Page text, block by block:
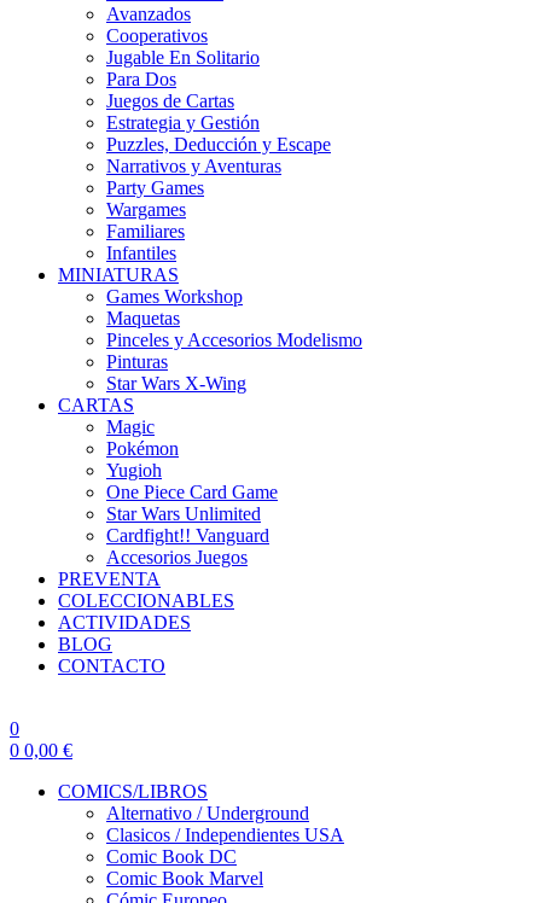
Avanzados
Cooperativos
Jugable En Solitario
Para Dos
Juegos de Cartas
Estrategia y Gestión
Puzzles, Deducción y Escape
Narrativos y Aventuras
Party Games
Wargames
Familiares
Infantiles
MINIATURAS
Games Workshop
Maquetas
Pinceles y Accesorios Modelismo
Pinturas
Star Wars X-Wing
CARTAS
Magic
Pokémon
Yugioh
One Piece Card Game
Star Wars Unlimited
Cardfight!! Vanguard
Accesorios Juegos
PREVENTA
COLECCIONABLES
ACTIVIDADES
BLOG
CONTACTO
0
0 0,00 €
COMICS/LIBROS
Alternativo / Underground
Clasicos / Independientes USA
Comic Book DC
Comic Book Marvel